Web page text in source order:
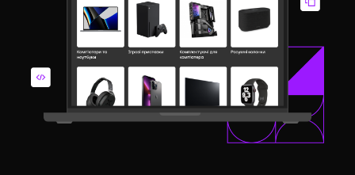
Методи оплати
Як підключити